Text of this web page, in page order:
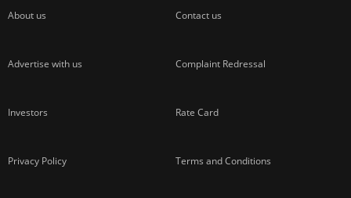
About us Contact us
Advertise with us Complaint Redressal
Investors Rate Card
Privacy Policy Terms and Conditions